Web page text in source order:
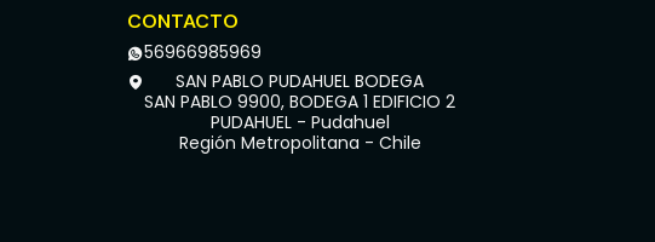
CONTACTO
56966985969
SAN PABLO PUDAHUEL BODEGA
SAN PABLO 9900, BODEGA 1 EDIFICIO 2
PUDAHUEL - Pudahuel
Región Metropolitana - Chile